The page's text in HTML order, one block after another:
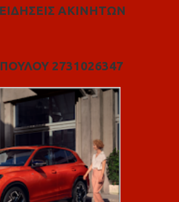
ΑΚΙΝΗΤΩΝ
2731026347